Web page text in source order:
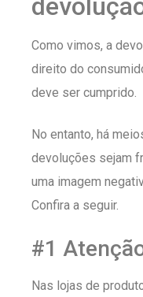
Como vimos, a
direito do
deve ser cumprido.
No entanto, há
devoluções sejam
uma imagem
Confira a seguir.
#1
Nas lojas de